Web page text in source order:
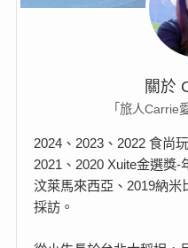
關於
「旅人Carrie
2024、2023、2022 食尚
2021、2020 Xuite金選獎
汶萊馬來西亞、2019納米
採訪。